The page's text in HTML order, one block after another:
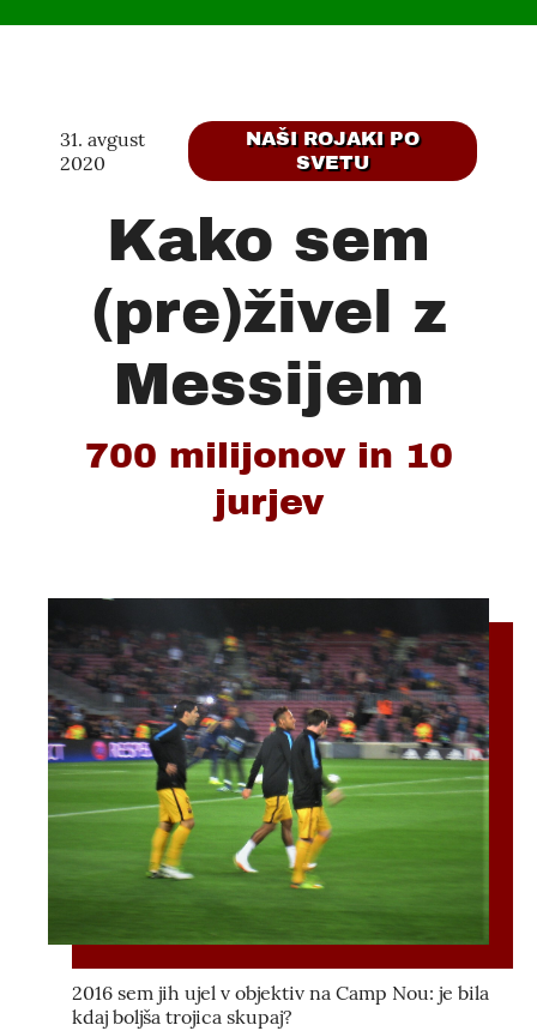
31. avgust
2020
NAŠI ROJAKI PO
SVETU
Kako sem
(pre)živel z
Messijem
700 milijonov in 10
jurjev
2016 sem jih ujel v objektiv na Camp Nou: je bila
kdaj boljša trojica skupaj?